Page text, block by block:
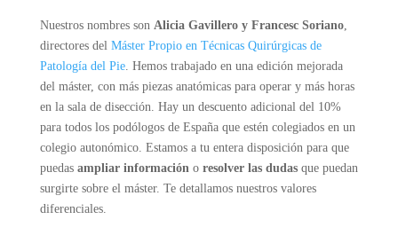
Nuestros nombres son Alicia Gavillero y Francesc Soriano,
directores del Máster Propio en Técnicas Quirúrgicas de
Patología del Pie. Hemos trabajado en una edición mejorada
del máster, con más piezas anatómicas para operar y más horas
en la sala de disección. Hay un descuento adicional del 10%
para todos los podólogos de España que estén colegiados en un
colegio autonómico. Estamos a tu entera disposición para que
puedas ampliar información o resolver las dudasque puedan
surgirte sobre el máster. Te detallamos nuestros valores
diferenciales.